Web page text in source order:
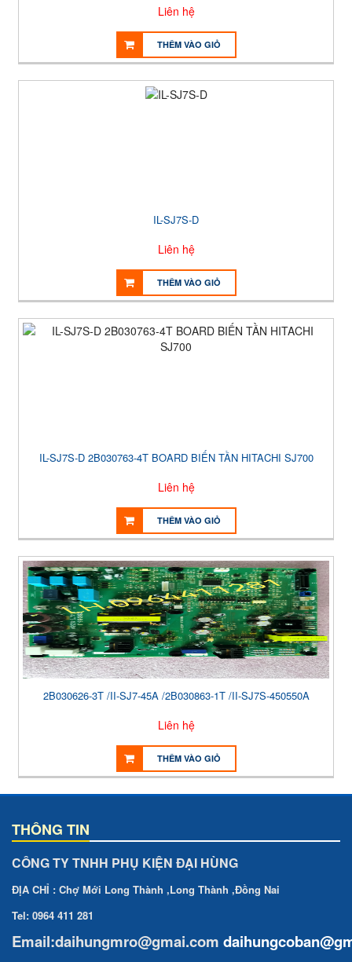
Liên hệ
THÊM VÀO GIỎ
IL-SJ7S-D
Liên hệ
THÊM VÀO GIỎ
IL-SJ7S-D 2B030763-4T BOARD BIẾN TẦN HITACHI SJ700
Liên hệ
THÊM VÀO GIỎ
2B030626-3T /II-SJ7-45A /2B030863-1T /II-SJ7S-450550A
Liên hệ
THÊM VÀO GIỎ
THÔNG TIN
CÔNG TY TNHH PHỤ KIỆN ĐẠI HÙNG
ĐỊA CHỈ : Chợ Mới Long Thành ,Long Thành ,Đồng Nai
Tel: 0964 411 281
Email:daihungmro@gmai.com daihungcoban